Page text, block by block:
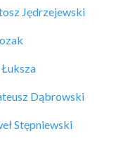
Jędrzejewski
Dąbrowski
Stępniewski